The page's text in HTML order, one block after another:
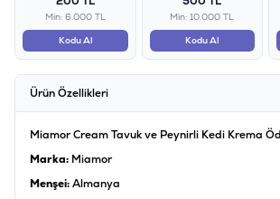
Min: 6.000 TL
Kodu Al
Min: 10.000 TL
Kodu Al
Ürün Özellikleri
Miamor Cream Tavuk ve Peynirli Kedi Krema
Marka: Miamor
Menşei:Almanya